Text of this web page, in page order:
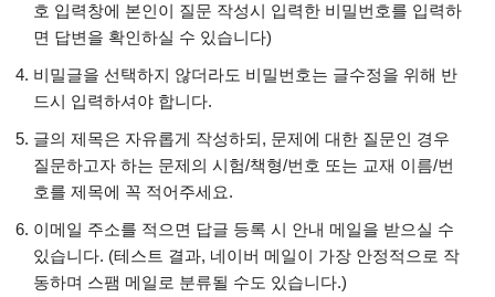
호 입력창에 본인이 질문 작성시 입력한 비밀번호를 입력하
면 답변을 확인하실 수 있습니다)
비밀글을 선택하지 않더라도 비밀번호는 글수정을 위해 반
드시 입력하셔야 합니다.
글의 제목은 자유롭게 작성하되, 문제에 대한 질문인 경우
질문하고자 하는 문제의 시험/책형/번호 또는 교재 이름/번
호를 제목에 꼭 적어주세요.
이메일 주소를 적으면 답글 등록 시 안내 메일을 받으실 수
있습니다. (테스트 결과, 네이버 메일이 가장 안정적으로 작
동하며 스팸 메일로 분류될 수도 있습니다.)